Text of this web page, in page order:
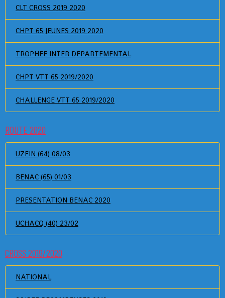
CLT CROSS 2019 2020
CHPT 65 JEUNES 2019 2020
TROPHEE INTER DEPARTEMENTAL
CHPT VTT 65 2019/2020
CHALLENGE VTT 65 2019/2020
ROUTE 2020
UZEIN (64) 08/03
BENAC (65) 01/03
PRESENTATION BENAC 2020
UCHACQ (40) 23/02
CROSS 2019/2020
NATIONAL